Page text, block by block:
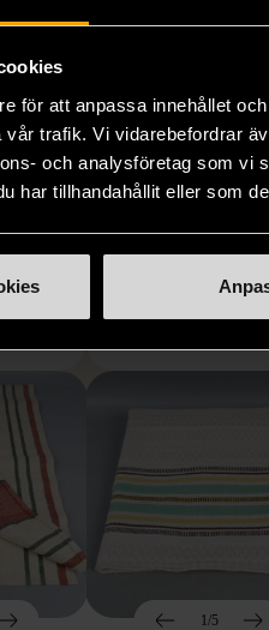
för att anpassa innehållet
trafik. Vi vidarebefordrar
och analysföretag som vi
har tillhandahållit eller som
och
1/5
OKÄNT MÄRKE
Blå minigryta med
1/5